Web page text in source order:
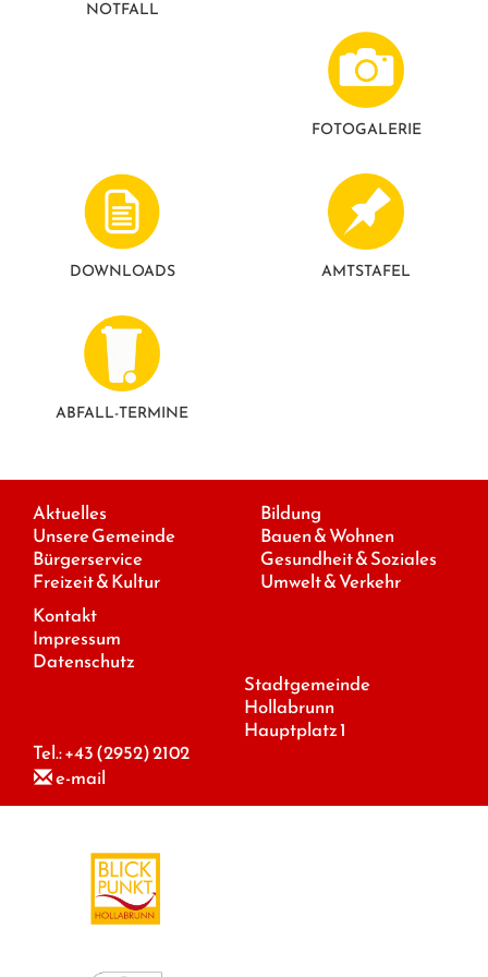
NOTFALL
FOTO­GALERIE
DOWNLOADS AMTSTAFEL
ABFALL-TERMINE
Aktuelles
Unsere Gemeinde
Bürgerservice
Freizeit & Kultur
Bildung
Bauen & Wohnen
Gesundheit & Soziales
Umwelt & Verkehr
Kontakt
Impressum
Datenschutz
Stadtgemeinde
Hollabrunn
Hauptplatz 1
Tel.:+43 (2952) 2102
e-mail